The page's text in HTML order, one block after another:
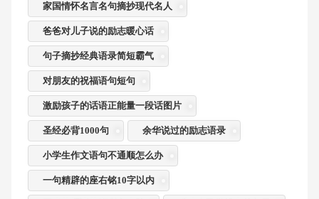
家国情怀名言名句摘抄现代名人
爸爸对儿子说的励志暖心话
句子摘抄经典语录简短霸气
对朋友的祝福语句短句
激励孩子的话语正能量一段话图片
圣经必背1000句 余华说过的励志语录
小学生作文语句不通顺怎么办
一句精辟的座右铭10字以内